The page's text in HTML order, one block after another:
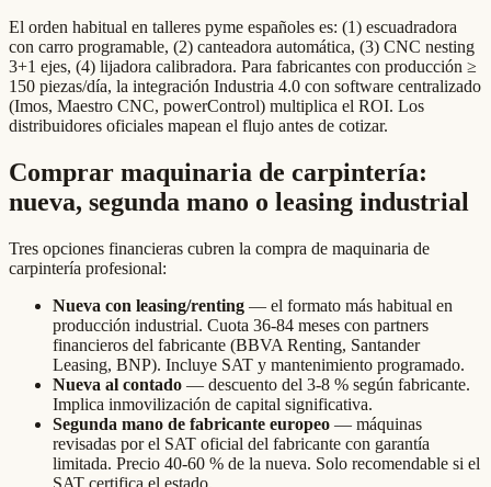
El orden habitual en talleres pyme españoles es: (1) escuadradora
con carro programable, (2) canteadora automática, (3) CNC nesting
3+1 ejes, (4) lijadora calibradora. Para fabricantes con producción ≥
150 piezas/día, la integración Industria 4.0 con software centralizado
(Imos, Maestro CNC, powerControl) multiplica el ROI. Los
distribuidores oficiales mapean el flujo antes de cotizar.
Comprar maquinaria de carpintería:
nueva, segunda mano o leasing industrial
Tres opciones financieras cubren la compra de maquinaria de
carpintería profesional:
Nueva con leasing/renting — el formato más habitual en
producción industrial. Cuota 36-84 meses con partners
financieros del fabricante (BBVA Renting, Santander
Leasing, BNP). Incluye SAT y mantenimiento programado.
Nueva al contado — descuento del 3-8 % según fabricante.
Implica inmovilización de capital significativa.
Segunda mano de fabricante europeo — máquinas
revisadas por el SAT oficial del fabricante con garantía
limitada. Precio 40-60 % de la nueva. Solo recomendable si el
SAT certifica el estado.